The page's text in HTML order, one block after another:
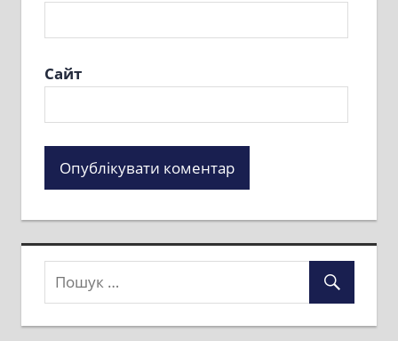
Сайт